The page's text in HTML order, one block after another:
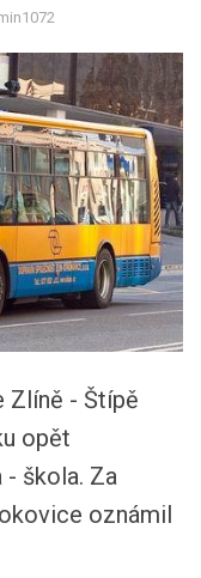
Zlíně - Štípě
opět
- škola. Za
oznámil